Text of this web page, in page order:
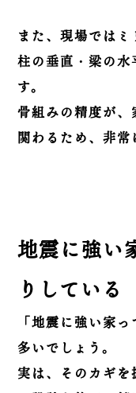
また、現場ではミ
柱の垂直・梁の水
す。
骨組みの精度が、
関わるため、非常
地震に強い
りしている
「地震に強い家
多いでしょう。
実は、そのカギを